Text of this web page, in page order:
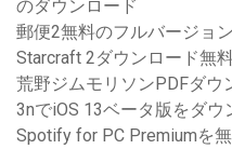
のダウンロード
郵便2無料のフルバージョ
Starcraft 2ダウンロード無
荒野ジムモリソンPDFダウ
3nでiOS 13ベータ版をダ
Spotify for PC Premiumを